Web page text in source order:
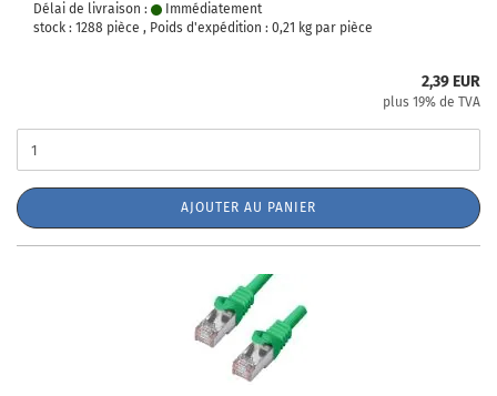
Délai de livraison :
Immédiatement
stock : 1288 pièce , Poids d'expédition : 0,21 kg par pièce
2,39 EUR
plus 19% de TVA
AJOUTER AU PANIER